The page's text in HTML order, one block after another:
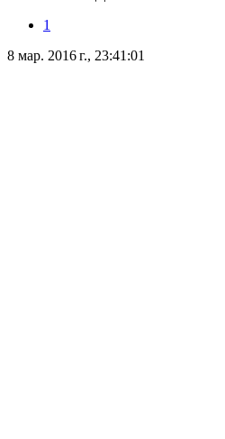
1
8 мар. 2016 г., 23:41:01